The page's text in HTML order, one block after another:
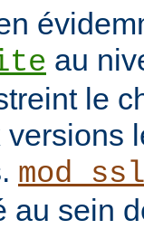
au
le
mod_ssl
au sein